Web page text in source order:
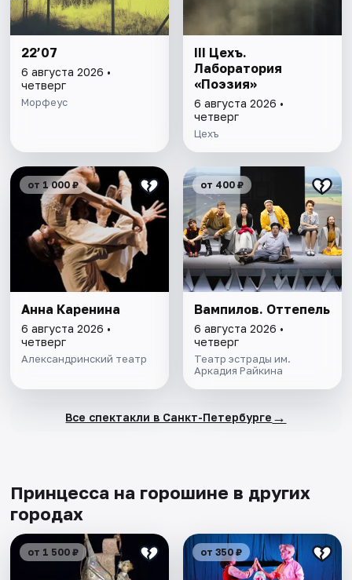
22’07
6 августа 2026 •
четверг
Морфеус
III Цехъ.
Лаборатория
«Поэзия»
6 августа 2026 •
четверг
Цехъ
от 1 000 ₽
Анна Каренина
6 августа 2026 •
четверг
Александринский театр
от 400 ₽
Вампилов. Оттепель
6 августа 2026 •
четверг
Театр эстрады им.
Аркадия Райкина
Все спектакли в Санкт-Петербурге →
Принцесса на горошине в других
городах
от 1 500 ₽ от 350 ₽